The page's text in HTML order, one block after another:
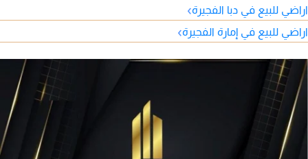
اراضي للبيع في دبا الفجيرة›
اراضي للبيع في إمارة الفجيرة›